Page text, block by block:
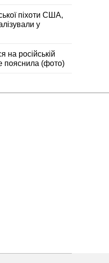
піхоти США,
у
на російській
пояснила (фото)